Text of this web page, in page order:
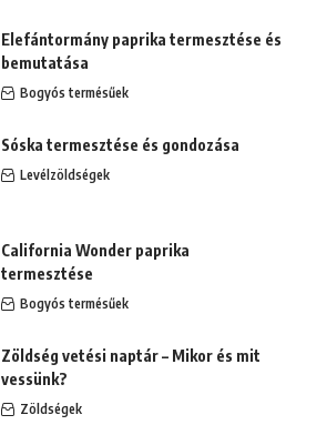
Elefántormány paprika termesztése és
bemutatása
Bogyós termésűek
Sóska termesztése és gondozása
Levélzöldségek
California Wonder paprika
termesztése
Bogyós termésűek
Zöldség vetési naptár – Mikor és mit
vessünk?
Zöldségek